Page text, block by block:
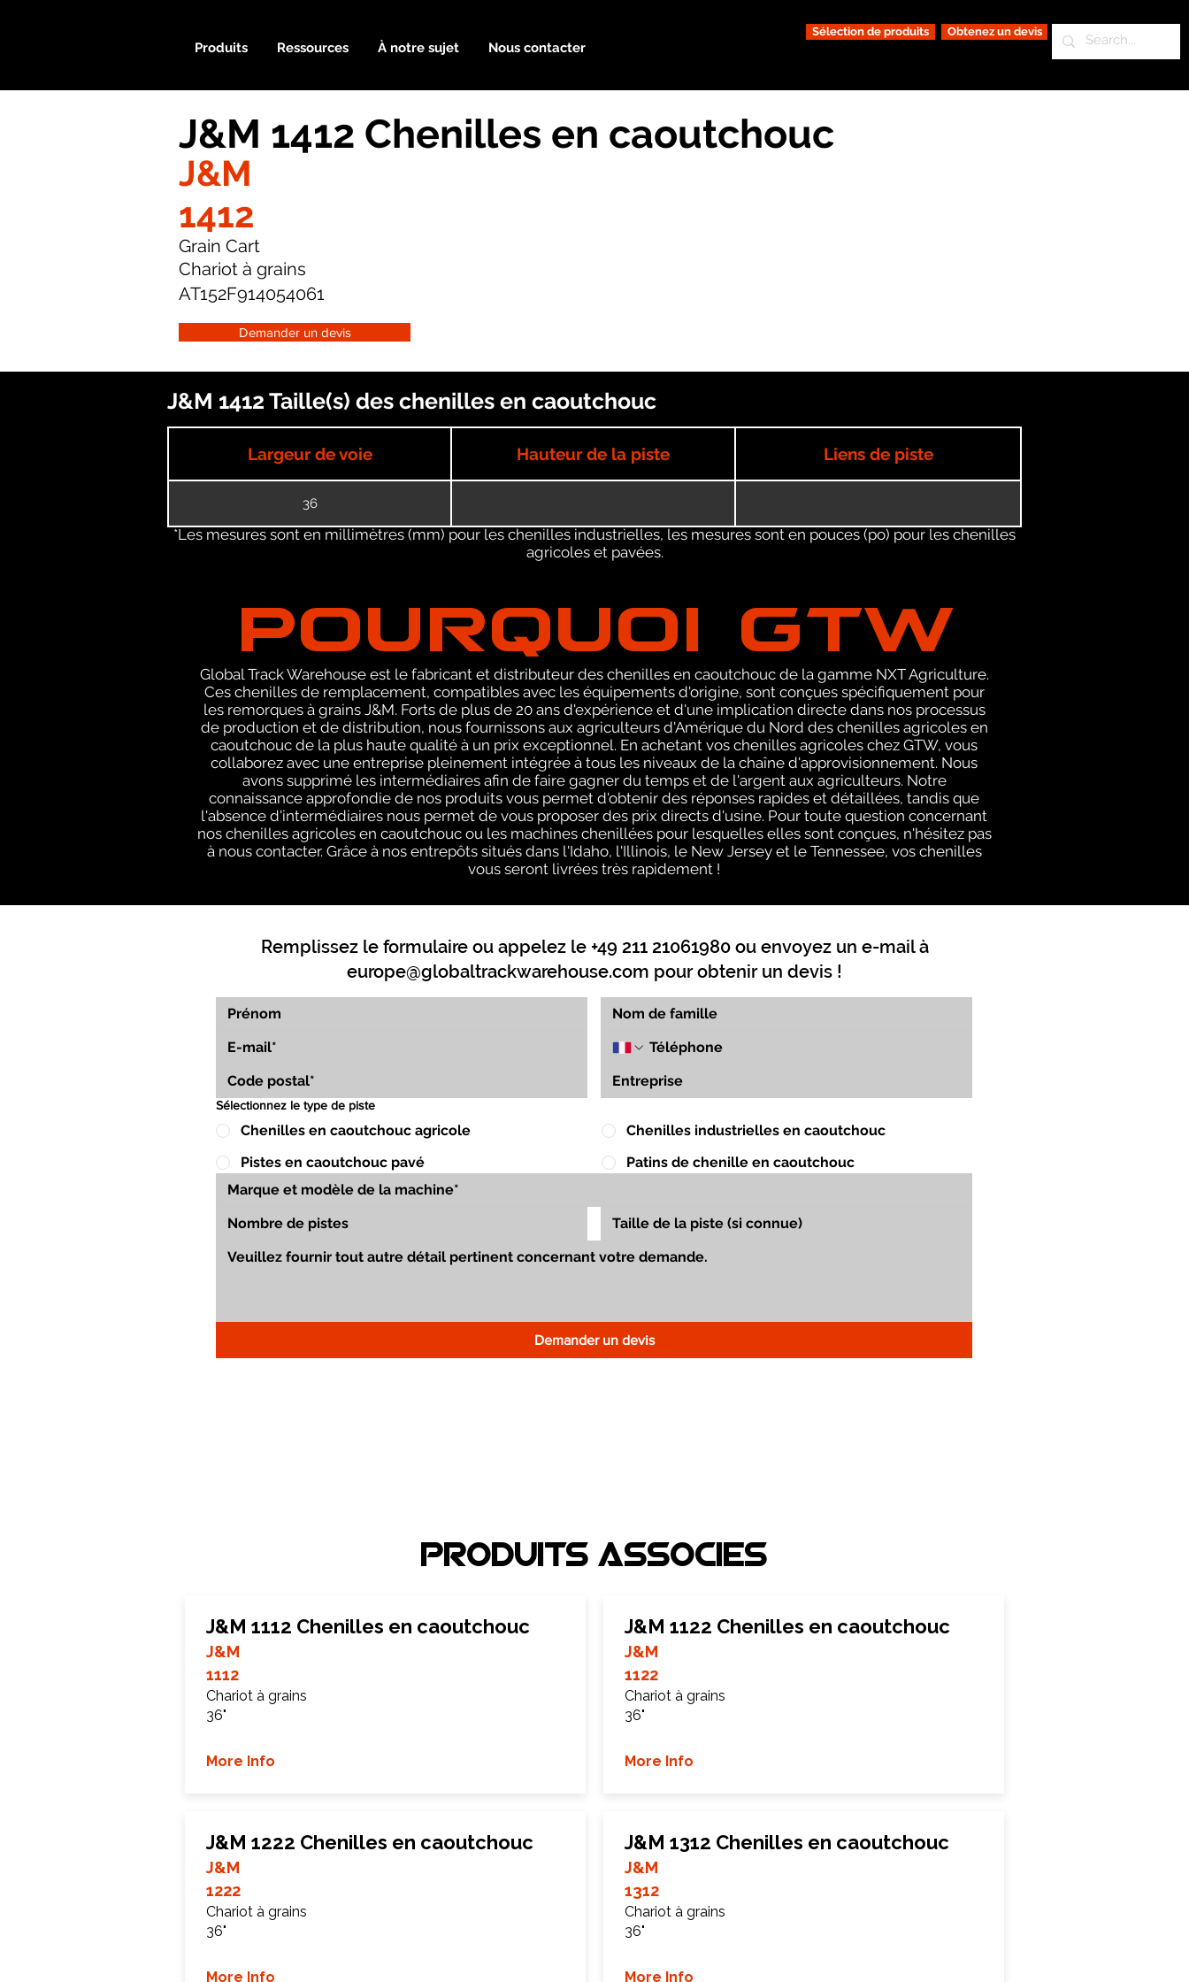
Produits Ressources À notre sujet Nous contacter
Sélection de produits Obtenez un devis
J&M 1412 Chenilles en caoutchouc
J&M
1412
Grain Cart
Chariot à grains
AT152F914054061
Demander un devis
J&M 1412 Taille(s) des chenilles en caoutchouc
Largeur de voie Hauteur de la piste Liens de piste
36
*Les mesures sont en millimètres (mm) pour les chenilles industrielles, les mesures sont en pouces (po) pour les chenilles
agricoles et pavées.
POURQUOI GTW
Global Track Warehouse est le fabricant et distributeur des chenilles en caoutchouc de la gamme NXT Agriculture.
Ces chenilles de remplacement, compatibles avec les équipements d'origine, sont conçues spécifiquement pour
les remorques à grains J&M. Forts de plus de 20 ans d'expérience et d'une implication directe dans nos processus
de production et de distribution, nous fournissons aux agriculteurs d'Amérique du Nord des chenilles agricoles en
caoutchouc de la plus haute qualité à un prix exceptionnel. En achetant vos chenilles agricoles chez GTW, vous
collaborez avec une entreprise pleinement intégrée à tous les niveaux de la chaîne d'approvisionnement. Nous
avons supprimé les intermédiaires afin de faire gagner du temps et de l'argent aux agriculteurs. Notre
connaissance approfondie de nos produits vous permet d'obtenir des réponses rapides et détaillées, tandis que
l'absence d'intermédiaires nous permet de vous proposer des prix directs d'usine. Pour toute question concernant
nos chenilles agricoles en caoutchouc ou les machines chenillées pour lesquelles elles sont conçues, n'hésitez pas
à nous contacter. Grâce à nos entrepôts situés dans l'Idaho, l'Illinois, le New Jersey et le Tennessee, vos chenilles
vous seront livrées très rapidement !
Remplissez le formulaire ou appelez le +49 211 21061980 ou envoyez un e-mail à
europe@globaltrackwarehouse.com pour obtenir un devis !
Sélectionnez le type de piste
Chenilles en caoutchouc agricole
Chenilles industrielles en caoutchouc
Pistes en caoutchouc pavé
Patins de chenille en caoutchouc
Demander un devis
Produits associEs
J&M 1112 Chenilles en caoutchouc
J&M
1112
Chariot à grains
36"
More Info
J&M 1222 Chenilles en caoutchouc
J&M
1222
Chariot à grains
36"
More Info
J&M 1122 Chenilles en caoutchouc
J&M
1122
Chariot à grains
36"
More Info
J&M 1312 Chenilles en caoutchouc
J&M
1312
Chariot à grains
36"
More Info